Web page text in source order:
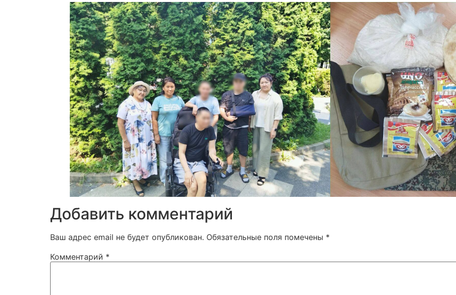
Добавить комментарий
Ваш адрес email не будет опубликован. Обязательные поля помечены *
Комментарий *